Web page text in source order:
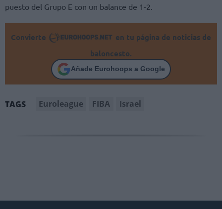
puesto del Grupo E con un balance de 1-2.
Convierte
en tu página de noticias de
baloncesto.
Añade Eurohoops a Google
TAGS Euroleague FIBA Israel